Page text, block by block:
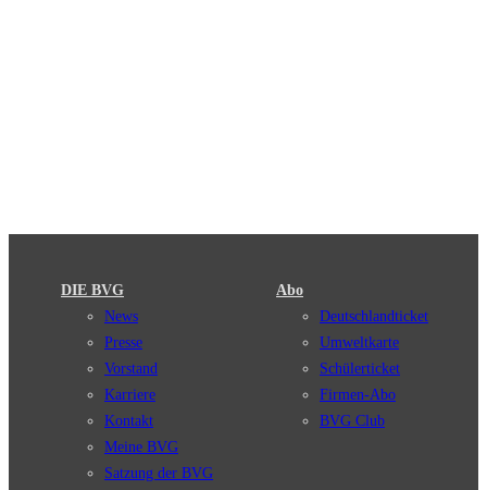
DIE BVG
News
Presse
Vorstand
Karriere
Kontakt
Meine BVG
Satzung der BVG
Abo
Deutschlandticket
Umweltkarte
Schülerticket
Firmen-Abo
BVG Club